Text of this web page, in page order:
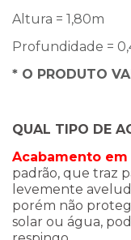
Altura = 1,80m
Profundidade =
* O PRODUTO
QUAL TIPO DE
Acabamento em
padrão, que traz
levemente
porém não
solar ou água,